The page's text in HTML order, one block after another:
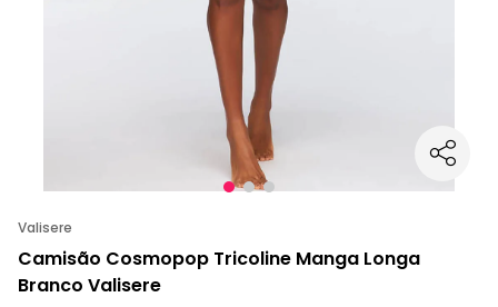
Valisere
Camisão Cosmopop Tricoline Manga Longa
Branco Valisere